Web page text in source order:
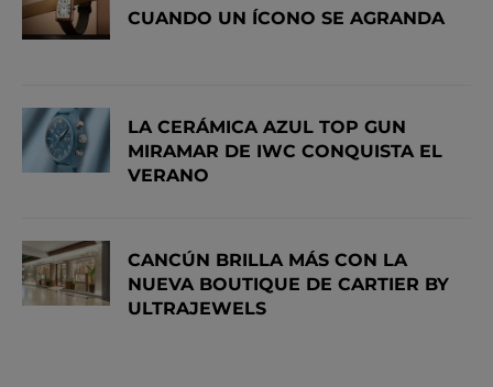
CUANDO UN ÍCONO SE AGRANDA
LA CERÁMICA AZUL TOP GUN
MIRAMAR DE IWC CONQUISTA EL
VERANO
CANCÚN BRILLA MÁS CON LA
NUEVA BOUTIQUE DE CARTIER BY
ULTRAJEWELS